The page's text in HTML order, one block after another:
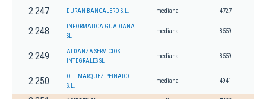
2.247 DURAN BANCALERO S.L. mediana 4727
2.248
INFORMATICA GUADIANA
SL
mediana 8559
2.249
ALDANZA SERVICIOS
INTEGRALES SL
mediana 8559
2.250
O.T. MARQUEZ PEINADO
S.L.
mediana 4941